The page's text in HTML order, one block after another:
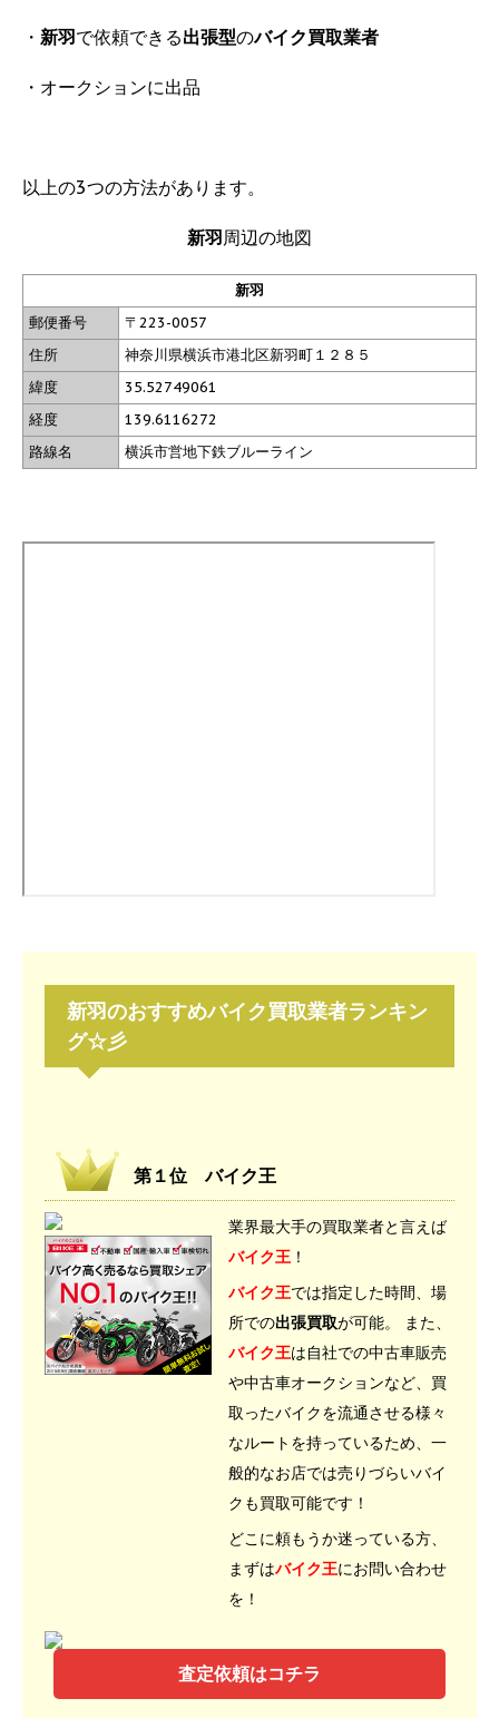
・ 新羽で依頼できる出張型のバイク買取業者
・オークションに出品
以上の3つの方法があります。
新羽周辺の地図
新羽
郵便番号
〒223-0057
住所
神奈川県横浜市港北区新羽町１２８５
緯度
35.52749061
経度
139.6116272
路線名
横浜市営地下鉄ブルーライン
新羽のおすすめバイク買取業者ランキン
グ☆彡
第１位 バイク王
業界最大手の買取業者と言えば
バイク王 ！
バイク王では指定した時間、場
所での出張買取が可能。 また、
バイク王は自社での中古車販売
や中古車オークションなど、買
取ったバイクを流通させる様々
なルートを持っているため、一
般的なお店では売りづらいバイ
クも買取可能です！
どこに頼もうか迷っている方、
まずはバイク王にお問い合わせ
を！
査定依頼はコチラ